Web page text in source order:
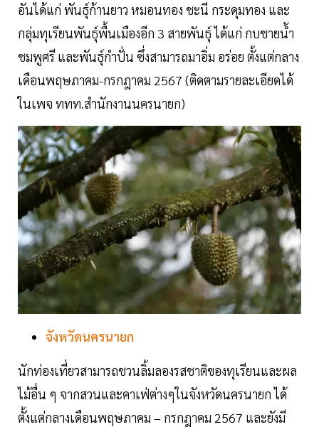
อันได้แก่ พันธุ์ก้านยาว หมอนทอง ชะนี กระดุมทอง และ
กลุ่มทุเรียนพันธุ์พื้นเมืองอีก 3 สายพันธุ์ ได้แก่ กบชายน้ำ
ชมพูศรี และพันธุ์กำปั่น ซึ่งสามารถมาอิ่ม อร่อย ตั้งแต่กลาง
เดือนพฤษภาคม-กรกฎาคม 2567 (ติดตามรายละเอียดได้
ในเพจ ททท.สำนักงานนครนายก)
จังหวัดนครนายก
นักท่องเที่ยวสามารถชวนลิ้มลองรสชาติของทุเรียนและผล
ไม้อื่น ๆ จากสวนและคาเฟ่ต่างๆในจังหวัดนครนายก ได้
ตั้งแต่กลางเดือนพฤษภาคม – กรกฎาคม 2567 และยังมี